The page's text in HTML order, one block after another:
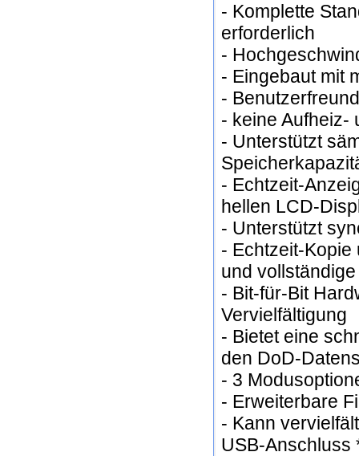
- Komplette
erforderlich
-
- Eingebaut mit
-
- keine Aufheiz-
- Unterstützt
- Echtzeit-
hellen LCD-
- Unterstützt
- Echtzeit-Kopie
und
- Bit-für-Bit
Vervielfältigung
- Bietet eine
den DoD-
- 3
- Erweiterbare
- Kann
USB-Anschluss